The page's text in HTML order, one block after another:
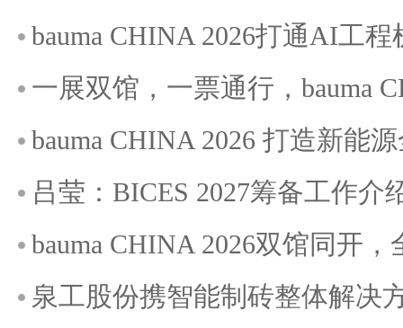
bauma CHINA 2026打通AI工
一展双馆，一票通行，bauma
bauma CHINA 2026 打造新能
吕莹：BICES 2027筹备工作介
bauma CHINA 2026双馆同开
泉工股份携智能制砖整体解决